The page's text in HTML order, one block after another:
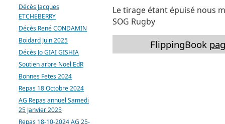
Le tirage étant épuisé nous
SOG Rugby
FlippingBook
Décès Jacques
ETCHEBERRY
Décès René CONDAMIN
Boidard Juin 2025
Décès Jo GIAI GISHIA
Soutien arbre Noel EdR
Bonnes Fetes 2024
Repas 18 Octobre 2024
AG Repas annuel Samedi
25 Janvier 2025
Repas 18-10-2024 AG 25-